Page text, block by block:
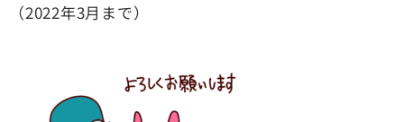
（2022年3月まで）